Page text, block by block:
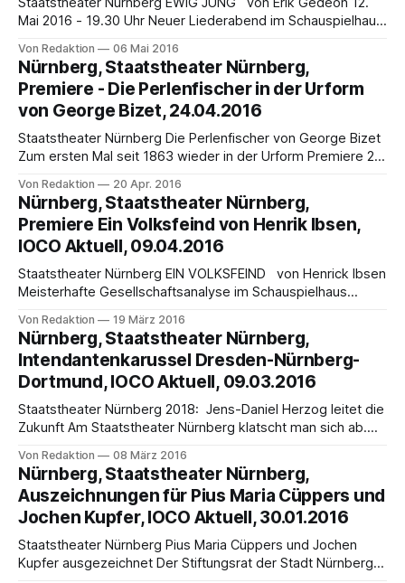
Mai 2016 - 19.30 Uhr Neuer Liederabend im Schauspielhaus
Jung, das erfolgreiche Songdrama von Erik Gedeon, das am
Donnerstag, 12. Mai 2016, um 19.30 Uhr Premiere feiern
wird. Wir befinden uns in einer
Von Redaktion 06 Mai 2016
Nürnberg, Staatstheater Nürnberg,
Premiere - Die Perlenfischer in der Urform
von George Bizet, 24.04.2016
Staatstheater Nürnberg Die Perlenfischer von George Bizet
Zum ersten Mal seit 1863 wieder in der Urform Premiere 24.
3.7.2016; 13.7.2016 In der Neuproduktion von George Bizets
Die Perlenfischer, die ab 24. April 2016, 19 Uhr, im
Von Redaktion 20 Apr. 2016
Nürnberg, Staatstheater Nürnberg,
Premiere Ein Volksfeind von Henrik Ibsen,
IOCO Aktuell, 09.04.2016
Staatstheater Nürnberg EIN VOLKSFEIND von Henrick Ibsen
Meisterhafte Gesellschaftsanalyse im Schauspielhaus
10.4.2016; 14.4.2016; 19.4.2016; 23.4.2016; 26.4.2016;
29.4.2016 Am Samstag, den 09. April 2016, 19.30 Uhr, feiert
Ein Volksfeind von Henrik
Von Redaktion 19 März 2016
Nürnberg, Staatstheater Nürnberg,
Intendantenkarussel Dresden-Nürnberg-
Dortmund, IOCO Aktuell, 09.03.2016
Staatstheater Nürnberg 2018: Jens-Daniel Herzog leitet die
Zukunft Am Staatstheater Nürnberg klatscht man sich ab.
gesichert. Nürnbergs Oberbürgermeister Dr. Ulrich Maly, der
Bayerische Staatsminister Dr. Markus Söder und die
Kulturreferentin der Stadt, Prof. Dr. Julia Lehner stellten am
2.
Von Redaktion 08 März 2016
Nürnberg, Staatstheater Nürnberg,
Auszeichnungen für Pius Maria Cüppers und
Jochen Kupfer, IOCO Aktuell, 30.01.2016
Staatstheater Nürnberg Pius Maria Cüppers und Jochen
Kupfer ausgezeichnet Der Stiftungsrat der Stadt Nürnberg